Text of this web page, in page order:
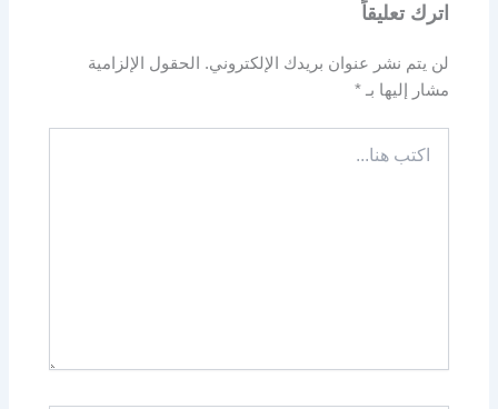
اترك تعليقاً
لن يتم نشر عنوان بريدك الإلكتروني.
الحقول الإلزامية
مشار إليها بـ*
هنا...